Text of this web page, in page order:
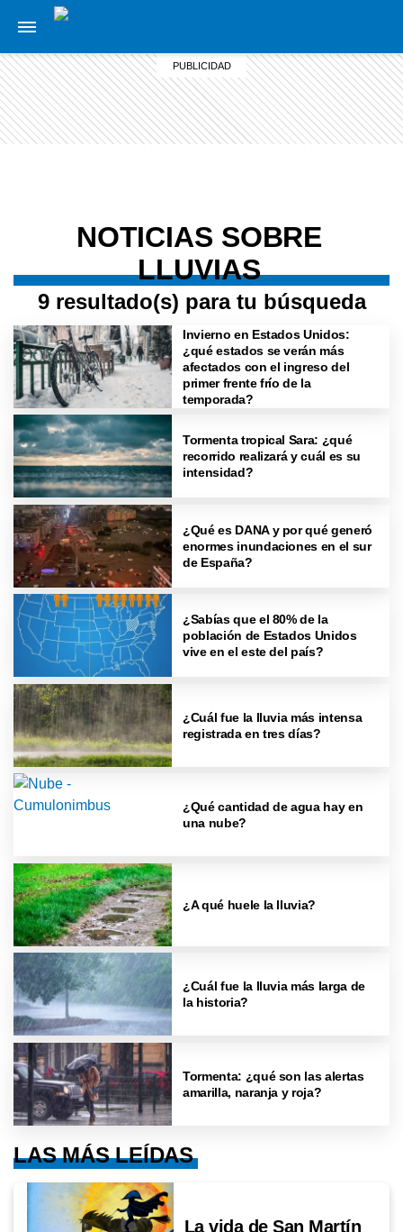
NOTICIAS SOBRE
LLUVIAS
9 resultado(s) para tu búsqueda
Invierno en Estados Unidos:
¿qué estados se verán más
afectados con el ingreso del
primer frente frío de la
temporada?
Tormenta tropical Sara: ¿qué
recorrido realizará y cuál es su
intensidad?
¿Qué es DANA y por qué generó
enormes inundaciones en el sur
de España?
¿Sabías que el 80% de la
población de Estados Unidos
vive en el este del país?
¿Cuál fue la lluvia más intensa
registrada en tres días?
¿Qué cantidad de agua hay en
una nube?
¿A qué huele la lluvia?
¿Cuál fue la lluvia más larga de
la historia?
Tormenta: ¿qué son las alertas
amarilla, naranja y roja?
LAS MÁS LEÍDAS
La vida de San Martín